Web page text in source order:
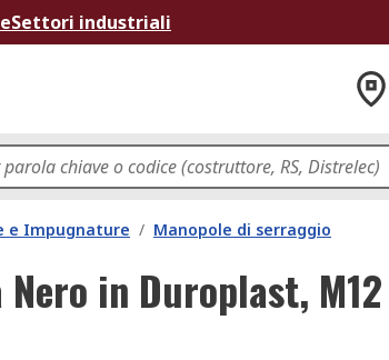
Settori industriali
e Impugnature / Manopole di serraggio
in Duroplast, M12